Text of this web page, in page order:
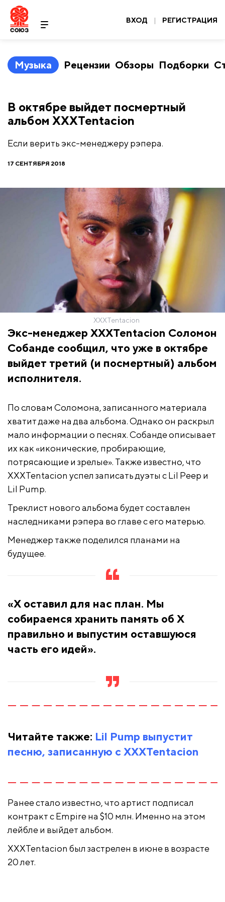
ВХОД | РЕГИСТРАЦИЯ
Музыка Рецензии Обзоры Подборки
В октябре выйдет посмертный
альбом XXXTentacion
Если верить экс-менеджеру рэпера.
17 СЕНТЯБРЯ 2018
XXXTentacion
Экс-менеджер XXXTentacion Соломон
Собанде сообщил, что уже в октябре
выйдет третий (и посмертный) альбом
исполнителя.
По словам Соломона, записанного материала
хватит даже на два альбома. Однако он раскрыл
мало информации о песнях. Собанде описывает
их как «иконические, пробирающие,
потрясающие и зрелые». Также известно, что
XXXTentacion успел записать дуэты с Lil Peep и
Lil Pump.
Треклист нового альбома будет составлен
наследниками рэпера во главе с его матерью.
Менеджер также поделился планами на
будущее.
«X оставил для нас план. Мы
собираемся хранить память об X
правильно и выпустим оставшуюся
часть его идей».
Читайте также: Lil Pump выпустит
песню, записанную с XXXTentacion
Ранее стало известно, что артист подписал
контракт с Empire на $10 млн. Именно на этом
лейбле и выйдет альбом.
XXXTentacion был застрелен в июне в возрасте
20 лет.